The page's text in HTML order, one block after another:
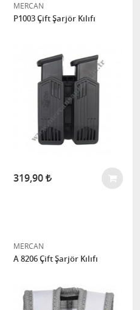
MERCAN
P1003 Çift Şarjör Kılıfı
319,90
MERCAN
A 8206 Çift Şarjör Kılıfı